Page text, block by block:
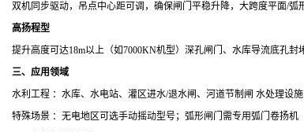
双机同步驱动，吊点中心距可调，确保闸门平稳升降， 大跨度平面/弧
高扬程型
提升高度可达18m以上（如7000KN机型）深孔闸门、水库导流底孔封
三、应用领域
水利工程 ：水库、水电站、灌区进水/退水闸、河道节制闸 水处理设
特殊场景 ：无电地区可选手动摇动型号；弧形闸门需专用弧门卷扬机